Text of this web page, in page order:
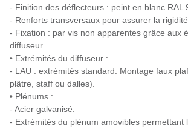
- Finition des déflecteurs : peint en blanc RAL
- Renforts transversaux pour assurer la rigidité.
- Fixation : par vis non apparentes grâce aux
diffuseur.
• Extrémités du diffuseur :
- LAU : extrémités standard. Montage faux
plâtre, staff ou dalles).
• Plénums :
- Acier galvanisé.
- Extrémités du plénum amovibles permettant